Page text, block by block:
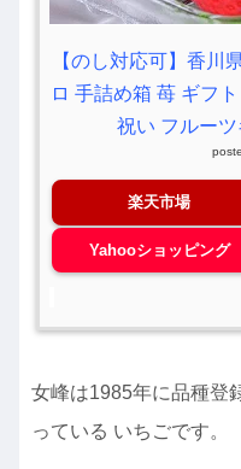
【のし対応可】香川
ロ 手詰め箱 苺 ギフ
祝い フルー
楽天市場
Yahooショッピング
女峰は1985年に品種登
っている いちごです。